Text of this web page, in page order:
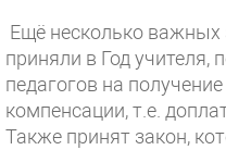
Ещё несколько
приняли в Год учителя,
педагогов на
компенсации, т.е.
Также принят закон,